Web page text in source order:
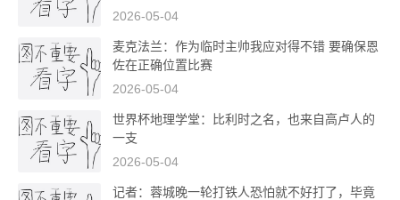
2026-05-04
麦克法兰：作为临时主帅我应对得不错 要确保恩
佐在正确位置比赛
2026-05-04
世界杯地理学堂：比利时之名，也来自高卢人的
一支
2026-05-04
记者：蓉城晚一轮打铁人恐怕就不好打了，毕竟